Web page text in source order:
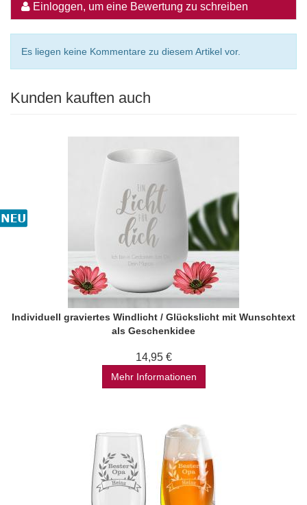
Einloggen, um eine Bewertung zu schreiben
Es liegen keine Kommentare zu diesem Artikel vor.
Kunden kauften auch
Individuell graviertes Windlicht / Glückslicht mit Wunschtext
als Geschenkidee
14,95 €
Mehr Informationen